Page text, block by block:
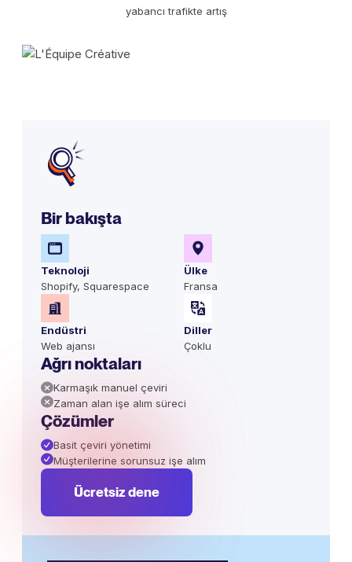
yabancı trafikte artış
Bir bakışta
Teknoloji
Shopify, Squarespace
Ülke
Fransa
Endüstri
Web ajansı
Diller
Çoklu
Ağrı noktaları
Karmaşık manuel çeviri
Zaman alan işe alım süreci
Çözümler
Basit çeviri yönetimi
Müşterilerine sorunsuz işe alım
Ücretsiz dene